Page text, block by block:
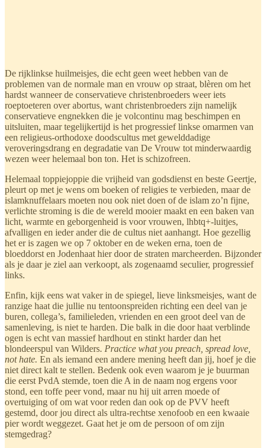
De rijklinkse huilmeisjes, die echt geen weet hebben van de
problemen van de normale man en vrouw op straat, blèren om het
hardst wanneer de conservatieve christenbroeders weer iets
roeptoeteren over abortus, want christenbroeders zijn namelijk
conservatieve engnekken die je volcontinu mag beschimpen en
uitsluiten, maar tegelijkertijd is het progressief linkse omarmen van
een religieus-orthodoxe doodscultus met gewelddadige
veroveringsdrang en degradatie van De Vrouw tot minderwaardig
wezen weer helemaal bon ton. Het is schizofreen.
Helemaal toppiejoppie die vrijheid van godsdienst en beste Geertje,
pleurt op met je wens om boeken of religies te verbieden, maar de
islamknuffelaars moeten nou ook niet doen of de islam zo’n fijne,
verlichte stroming is die de wereld mooier maakt en een baken van
licht, warmte en geborgenheid is voor vrouwen, lhbtq+-luitjes,
afvalligen en ieder ander die de cultus niet aanhangt. Hoe gezellig
het er is zagen we op 7 oktober en de weken erna, toen de
bloeddorst en Jodenhaat hier door de straten marcheerden. Bijzonder
als je daar je ziel aan verkoopt, als zogenaamd seculier, progressief
links.
Enfin, kijk eens wat vaker in de spiegel, lieve linksmeisjes, want de
ranzige haat die jullie nu tentoonspreiden richting een deel van je
buren, collega’s, familieleden, vrienden en een groot deel van de
samenleving, is niet te harden. Die balk in die door haat verblinde
ogen is echt van massief hardhout en stinkt harder dan het
blondeerspul van Wilders. Practice what you preach, spread love,
not hate. En als iemand een andere mening heeft dan jij, hoef je die
niet direct kalt te stellen. Bedenk ook even waarom je je buurman
die eerst PvdA stemde, toen die A in de naam nog ergens voor
stond, een toffe peer vond, maar nu hij uit arren moede of
overtuiging of om wat voor reden dan ook op de PVV heeft
gestemd, door jou direct als ultra-rechtse xenofoob en een kwaaie
pier wordt weggezet. Gaat het je om de persoon of om zijn
stemgedrag?